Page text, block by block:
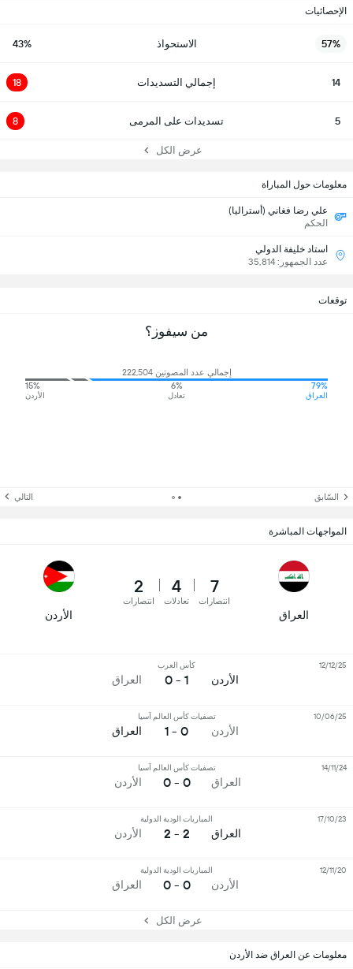
الإحصائيات
57% الاستحواذ 43%
14 إجمالي التسديدات 18
5 تسديدات على المرمى 8
عرض الكل
معلومات حول المباراة
علي رضا فغاني (أستراليا)
الحكم
استاد خليفة الدولي
عدد الجمهور: 35,814
توقعات
من سيفوز؟
إجمالي عدد المصوتين 222,504
79%
العراق
6%
تعادل
15%
الأردن
السّابق التالي
المواجهات المباشرة
العراق
7
انتصارات
4
تعادلات
2
انتصارات
الأردن
الأردن
كأس العرب
1 - 0 العراق
12/12/25
الأردن
تصفيات كأس العالم آسيا
0 - 1 العراق
10/06/25
العراق
تصفيات كأس العالم آسيا
0 - 0 الأردن
14/11/24
العراق
المباريات الودية الدولية
2 - 2 الأردن
17/10/23
الأردن
المباريات الودية الدولية
0 - 0 العراق
12/11/20
عرض الكل
معلومات عن العراق ضد الأردن